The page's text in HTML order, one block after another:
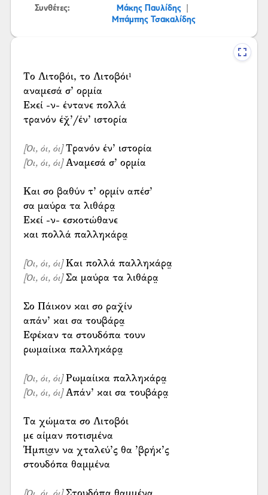
Συνθέτες:
Μάκης Παυλίδης
Μπάμπης Τσακαλίδης
Το Λιτοβόι, το Λιτοβόι¹
αναμεσά σ’ ορμία
Εκεί -ν- έντανε πολλά
τρανόν έχ̌’/έν’ ιστορία
[Όι, όι, όι]
[Όι, όι, όι]Αναμεσά σ’ ορμία
Και σο βαθύν τ’ ορμίν απέσ’
σα μαύρα τα λιθάρα̤
Εκεί -ν- εσκοτώθανε
και πολλά παλληκάρα̤
[Όι, όι, όι]
[Όι, όι, όι]Σα μαύρα τα λιθάρα̤
Σο Πάικον και σο ραχ̌ίν
απάν’ και σα τουβάρα̤
Εφέκαν τα στουδόπα τουν
ρωμαίικα παλληκάρα̤
[Όι, όι, όι]
[Όι, όι, όι]Απάν’ και σα τουβάρα̤
Τα χώματα σο Λιτοβόι
με αίμαν ποτισμένα
Ήμπι͜αν να χταλεύ’ς θα ’βρήκ’ς
στουδόπα θαμμένα